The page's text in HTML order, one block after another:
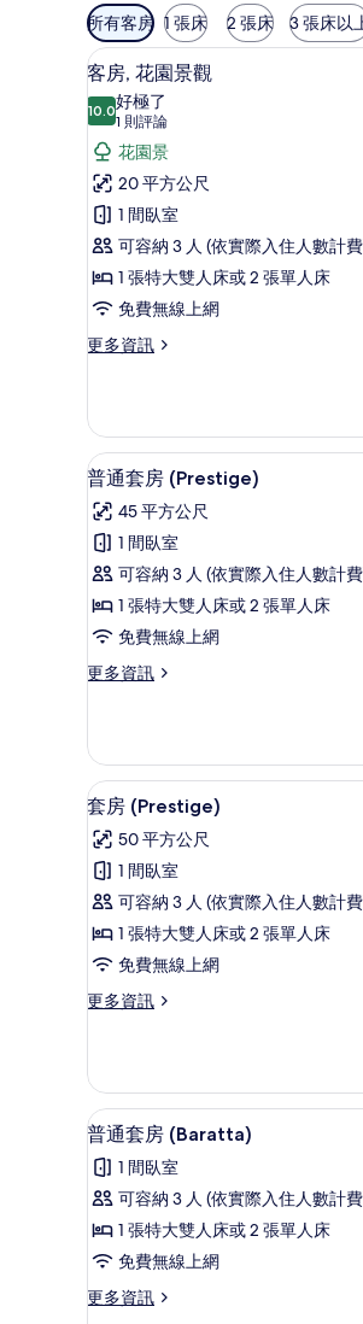
可
用
的
客
房
篩
選
條
件
所有客房 1 張床 2 張床 3 張床以
顯
示
客
房,
花
園
景
觀
的
所
片
客
4
客房, 花園景觀
10.010.0 分，滿分 10 分
好極了
1 則評論
(1
則
評
論)
花園景
20 平方公尺
1 間臥室
可容納 3 人 (依實際入住人數計
1 張特大雙人床或 2 張單人床
免費無線上網
更多資訊
更
花
園
景
觀
的
詳
情
顯
示
普
通
套
房
(Prestige)
的
有
相
片
普
8
普通套房 (Prestige)
45 平方公尺
1 間臥室
可容納 3 人 (依實際入住人數計
1 張特大雙人床或 2 張單人床
免費無線上網
更多資訊
更
套
房
(Prestige)
詳
情
顯
示
套
房
(Prestige)
的
所
有
片
套
8
套房 (Prestige)
50 平方公尺
1 間臥室
可容納 3 人 (依實際入住人數計
1 張特大雙人床或 2 張單人床
免費無線上網
更多資訊
更
(Prestige)
的
詳
情
顯
示
普
通
套
(Baratta)
普
2
普通套房 (Baratta)
1 間臥室
可容納 3 人 (依實際入住人數計
1 張特大雙人床或 2 張單人床
免費無線上網
更多資訊
更